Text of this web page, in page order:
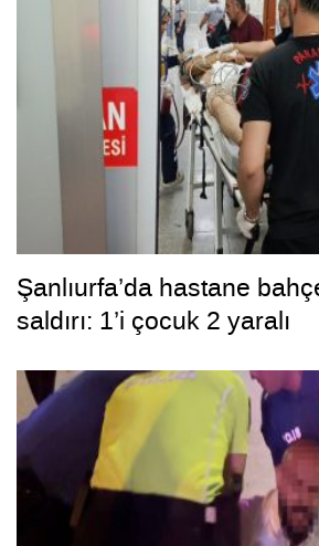
Şanlıurfa’da hastane
saldırı: 1’i çocuk 2 yaralı